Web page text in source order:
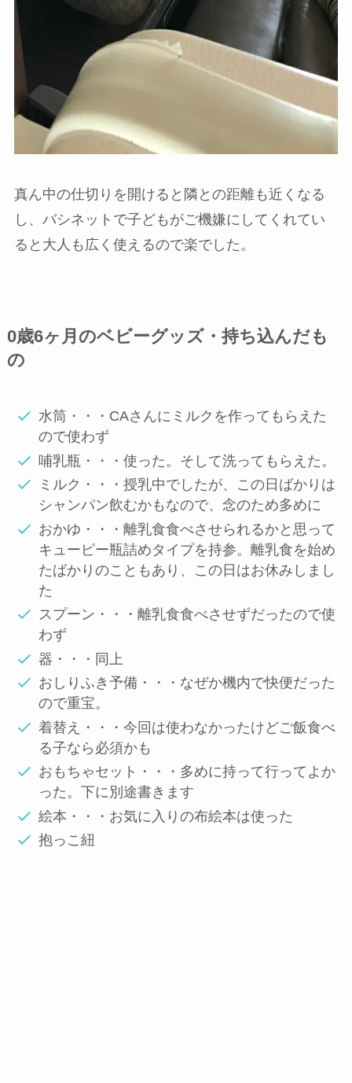
真ん中の仕切りを開けると隣との距離も近くなる
し、バシネットで子どもがご機嫌にしてくれてい
ると大人も広く使えるので楽でした。
0歳6ヶ月のベビーグッズ・持ち込んだも
の
水筒・・・CAさんにミルクを作ってもらえた
ので使わず
哺乳瓶・・・使った。そして洗ってもらえた。
ミルク・・・授乳中でしたが、この日ばかりは
シャンパン飲むかもなので、念のため多めに
おかゆ・・・離乳食食べさせられるかと思って
キューピー瓶詰めタイプを持参。離乳食を始め
たばかりのこともあり、この日はお休みしまし
た
スプーン・・・離乳食食べさせずだったので使
わず
器・・・同上
おしりふき予備・・・なぜか機内で快便だった
ので重宝。
着替え・・・今回は使わなかったけどご飯食べ
る子なら必須かも
おもちゃセット・・・多めに持って行ってよか
った。下に別途書きます
絵本・・・お気に入りの布絵本は使った
抱っこ紐